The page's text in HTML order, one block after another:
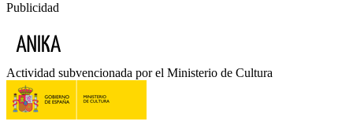
Publicidad
Actividad subvencionada por el Ministerio de Cultura